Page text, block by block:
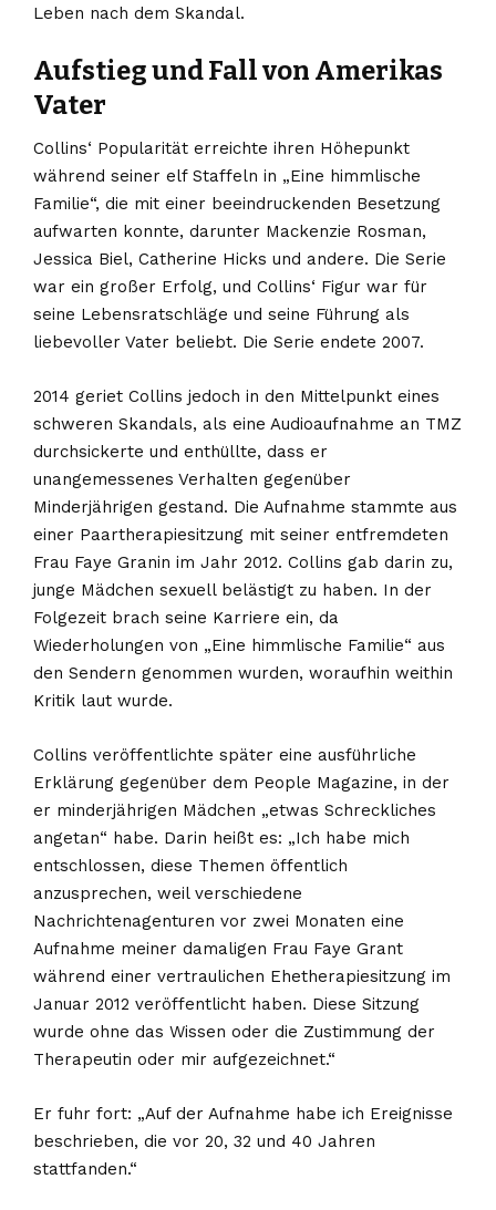
Leben nach dem Skandal.
Aufstieg und Fall von Amerikas
Vater
Collins‘ Popularität erreichte ihren Höhepunkt
während seiner elf Staffeln in „Eine himmlische
Familie“, die mit einer beeindruckenden Besetzung
aufwarten konnte, darunter Mackenzie Rosman,
Jessica Biel, Catherine Hicks und andere. Die Serie
war ein großer Erfolg, und Collins‘ Figur war für
seine Lebensratschläge und seine Führung als
liebevoller Vater beliebt. Die Serie endete 2007.
2014 geriet Collins jedoch in den Mittelpunkt eines
schweren Skandals, als eine Audioaufnahme an TMZ
durchsickerte und enthüllte, dass er
unangemessenes Verhalten gegenüber
Minderjährigen gestand. Die Aufnahme stammte aus
einer Paartherapiesitzung mit seiner entfremdeten
Frau Faye Granin im Jahr 2012. Collins gab darin zu,
junge Mädchen sexuell belästigt zu haben. In der
Folgezeit brach seine Karriere ein, da
Wiederholungen von „Eine himmlische Familie“ aus
den Sendern genommen wurden, woraufhin weithin
Kritik laut wurde.
Collins veröffentlichte später eine ausführliche
Erklärung gegenüber dem People Magazine, in der
er minderjährigen Mädchen „etwas Schreckliches
angetan“ habe. Darin heißt es: „Ich habe mich
entschlossen, diese Themen öffentlich
anzusprechen, weil verschiedene
Nachrichtenagenturen vor zwei Monaten eine
Aufnahme meiner damaligen Frau Faye Grant
während einer vertraulichen Ehetherapiesitzung im
Januar 2012 veröffentlicht haben. Diese Sitzung
wurde ohne das Wissen oder die Zustimmung der
Therapeutin oder mir aufgezeichnet.“
Er fuhr fort: „Auf der Aufnahme habe ich Ereignisse
beschrieben, die vor 20, 32 und 40 Jahren
stattfanden.“